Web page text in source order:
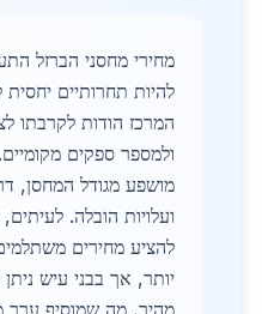
מחירי מחסני הברזל
להיות תחרותיים
המרכז הודות לקרבתו
ולמספר ספקים
מושפע מגודל המחסן,
ועלויות הובלה.
להציע מחירים
יותר, אך בבני עיש
מהיר, מה שמוסיף ערך